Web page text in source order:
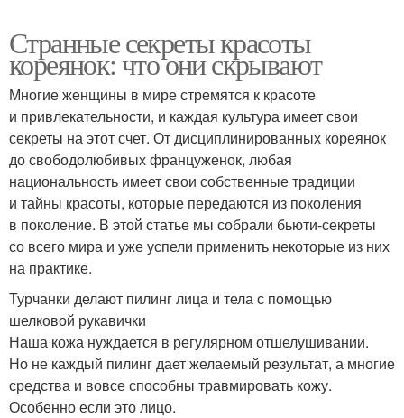
Странные секреты красоты
кореянок: что они скрывают
Многие женщины в мире стремятся к красоте
и привлекательности, и каждая культура имеет свои
секреты на этот счет. От дисциплинированных кореянок
до свободолюбивых француженок, любая
национальность имеет свои собственные традиции
и тайны красоты, которые передаются из поколения
в поколение. В этой статье мы собрали бьюти-секреты
со всего мира и уже успели применить некоторые из них
на практике.
Турчанки делают пилинг лица и тела с помощью
шелковой рукавички
Наша кожа нуждается в регулярном отшелушивании.
Но не каждый пилинг дает желаемый результат, а многие
средства и вовсе способны травмировать кожу.
Особенно если это лицо.